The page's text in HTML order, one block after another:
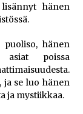
hänen
hänen
asiat poissa
ja se luo hänen
ja mystiikkaa.